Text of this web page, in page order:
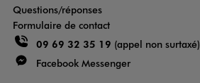
Questions/réponses
Formulaire de contact
09 69 32 35 19 (appel non surtaxé)
Facebook Messenger